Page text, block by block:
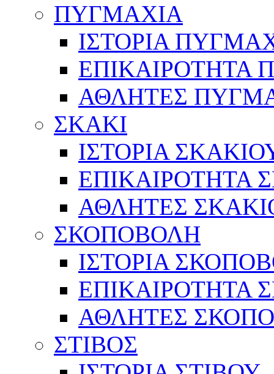
ΠΥΓΜΑΧΙΑ
ΙΣΤΟΡΙΑ
ΕΠΙΚΑΙΡΟΤΗΤΑ
ΑΘΛΗΤΕΣ
ΣΚΑΚΙ
ΙΣΤΟΡΙΑ
ΕΠΙΚΑΙΡΟΤΗΤΑ
ΑΘΛΗΤΕΣ
ΣΚΟΠΟΒΟΛΗ
ΙΣΤΟΡΙΑ
ΕΠΙΚΑΙΡΟΤΗΤΑ
ΑΘΛΗΤΕΣ
ΣΤΙΒΟΣ